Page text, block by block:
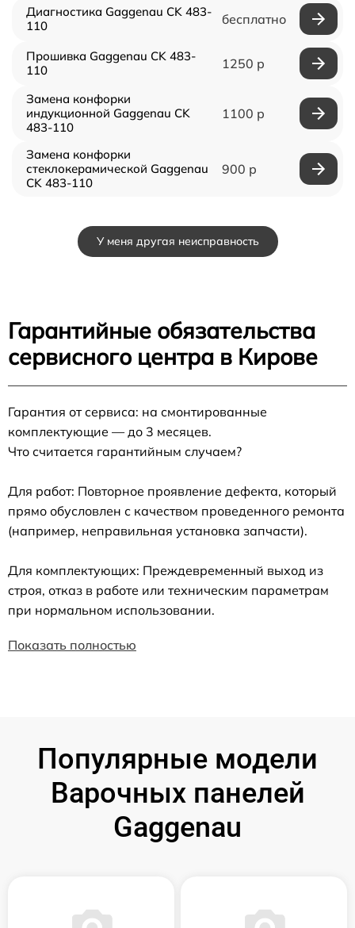
Диагностика Gaggenau CK 483-
110
бесплатно
Прошивка Gaggenau CK 483-
110
1250 р
Замена конфорки
индукционной Gaggenau CK
483-110
1100 р
Замена конфорки
стеклокерамической Gaggenau
CK 483-110
900 р
У меня другая неисправность
Гарантийные обязательства
сервисного центра в Кирове
Гарантия от сервиса: на смонтированные
комплектующие — до 3 месяцев.
Что считается гарантийным случаем?
Для работ: Повторное проявление дефекта, который
прямо обусловлен с качеством проведенного ремонта
(например, неправильная установка запчасти).
Для комплектующих: Преждевременный выход из
строя, отказ в работе или техническим параметрам
при нормальном использовании.
Показать полностью
Популярные модели
Варочных панелей
Gaggenau